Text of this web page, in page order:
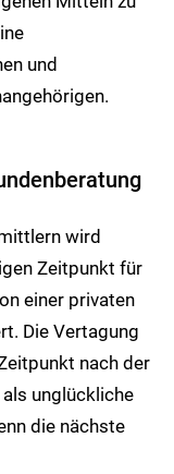
und
wird
Zeitpunkt für
einer privaten
Die Vertagung
nach der
unglückliche
die nächste